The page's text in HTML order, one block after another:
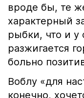
вроде бы, те
характерный
рыбки, что и у
разжигается
больно
Воблу «для
конечно,